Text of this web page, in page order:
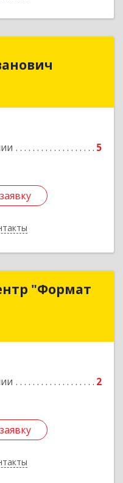
5
Иванович
г.Кемерово, пр-т
"Формат
2
"Формат
Подробнее